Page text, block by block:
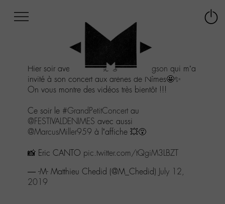
menu
Aller
contenu
Aller
recherche
Hier soir avec l’immense@RogerHodgson qui m’a
invité à son concert aux arènes de Nîmes🤩✨
On vous montre des vidéos très bientôt !!!
Ce soir le #GrandPetitConcert au
@FESTIVALDENIMES avec aussi
@MarcusMiller959 à l’affiche 💥😵
📸 Eric CANTO pic.twitter.com/tQgiM3LBZT
— -M- Matthieu Chedid (@M_Chedid) July 12,
2019